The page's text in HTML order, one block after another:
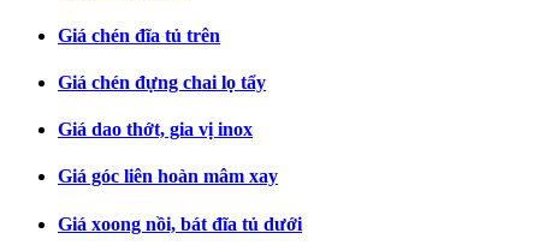
Giá chén đĩa tủ trên
Giá chén đựng chai lọ tẩy
Giá dao thớt, gia vị inox
Giá góc liên hoàn mâm xay
Giá xoong nồi, bát đĩa tủ dưới